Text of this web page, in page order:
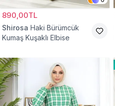
890,00TL
Shirosa Haki Bürümcük
Kumaş Kuşaklı Elbise